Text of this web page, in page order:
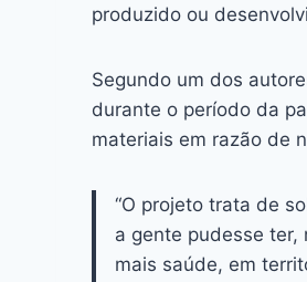
produzido ou
Segundo um dos
durante o período da
materiais em razão de
“O projeto trata de
a gente pudesse ter,
mais saúde, em